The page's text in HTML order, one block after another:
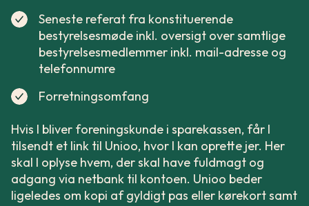
Seneste referat fra konstituerende
bestyrelsesmøde inkl. oversigt over samtlige
bestyrelsesmedlemmer inkl. mail-adresse og
telefonnumre
Forretningsomfang
Hvis I bliver foreningskunde i sparekassen, får I
tilsendt et link til Unioo, hvor I kan oprette jer. Her
skal I oplyse hvem, der skal have fuldmagt og
adgang via netbank til kontoen. Unioo beder
ligeledes om kopi af gyldigt pas eller kørekort samt